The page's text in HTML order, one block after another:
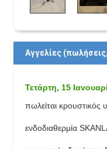
Αγγελίες
Τετάρτη, 15
πωλείται
ενδοδιαθερμία